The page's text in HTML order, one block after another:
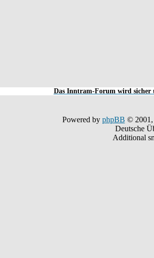
Das Inntram-Forum wird sicher
Powered by phpBB © 2001,
Deutsche
Additional